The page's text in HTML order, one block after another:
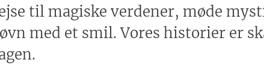
til magiske verdener, møde
med et smil. Vores historier er